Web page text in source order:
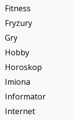
Fitness
Fryzury
Gry
Hobby
Horoskop
Imiona
Informator
Internet